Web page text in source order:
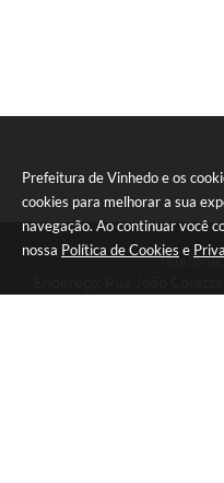
Prefeitura de Vinhedo e os
cookies para melhorar a sua
navegação. Ao continuar você
nossa Política de Cookies e
Telefone:
Endereço: Rua João